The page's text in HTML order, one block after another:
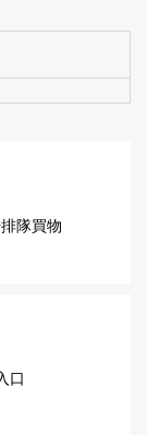
隊買物
口